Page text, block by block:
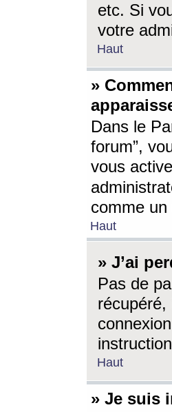
etc. Si
votre
Haut
»
Dans le
forum”,
vous
comme un
Haut
» J’ai
Pas de
récupéré,
Haut
» Je suis